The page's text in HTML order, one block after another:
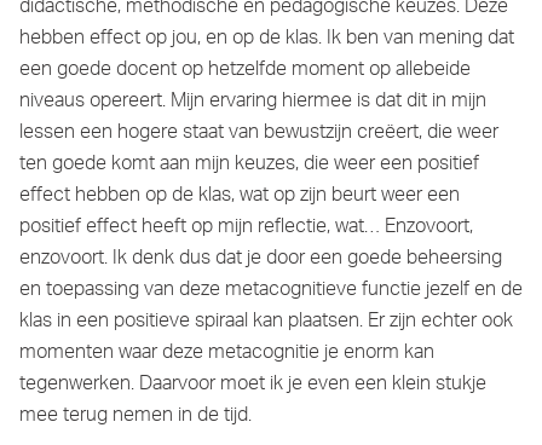
hebben effect op jou, en op de klas. Ik ben van mening dat
een goede docent op hetzelfde moment op allebeide
niveaus opereert. Mijn ervaring hiermee is dat dit in mijn
lessen een hogere staat van bewustzijn creëert, die weer
ten goede komt aan mijn keuzes, die weer een positief
effect hebben op de klas, wat op zijn beurt weer een
positief effect heeft op mijn reflectie, wat… Enzovoort,
enzovoort. Ik denk dus dat je door een goede beheersing
en toepassing van deze metacognitieve functie jezelf en de
klas in een positieve spiraal kan plaatsen. Er zijn echter ook
momenten waar deze metacognitie je enorm kan
tegenwerken. Daarvoor moet ik je even een klein stukje
mee terug nemen in de tijd.